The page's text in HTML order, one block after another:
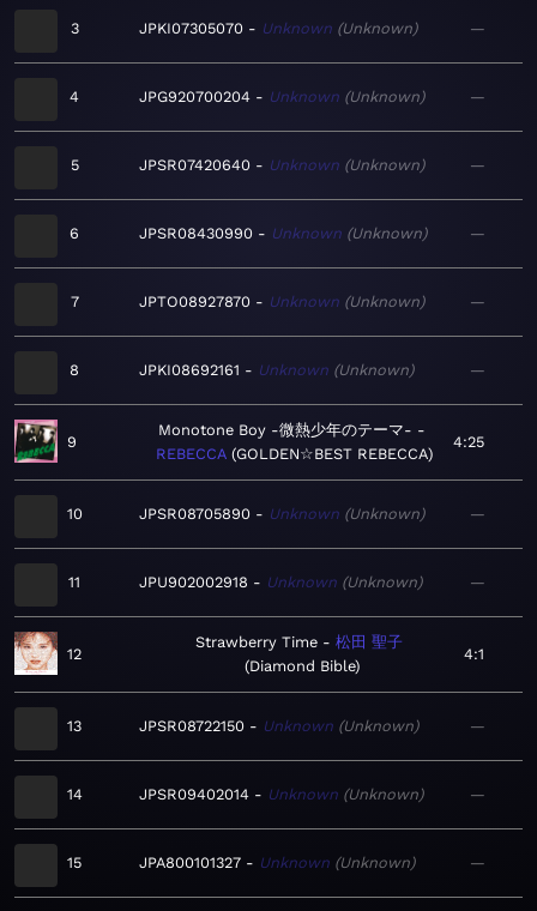
3 JPKI07305070 Unknown Unknown —
4 JPG920700204 Unknown Unknown —
5 JPSR07420640 Unknown Unknown —
6 JPSR08430990 Unknown Unknown —
7 JPTO08927870 Unknown Unknown —
8 JPKI08692161 Unknown Unknown —
9
Monotone Boy -微熱少年のテーマ-
REBECCA GOLDEN☆BEST REBECCA
4:25
10 JPSR08705890 Unknown Unknown —
11 JPU902002918 Unknown Unknown —
12
Strawberry Time
松田 聖子
Diamond Bible
4:1
13 JPSR08722150 Unknown Unknown —
14 JPSR09402014 Unknown Unknown —
15 JPA800101327 Unknown Unknown —